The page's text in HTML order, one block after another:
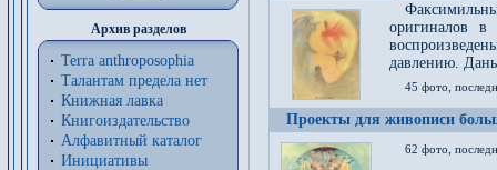
Архив разделов
Terra anthroposophia
Талантам предела нет
Книжная лавка
Книгоиздательство
Алфавитный каталог
Инициативы
оригиналов
давлению.
45 фото,
Проекты для живописи
62 фото,